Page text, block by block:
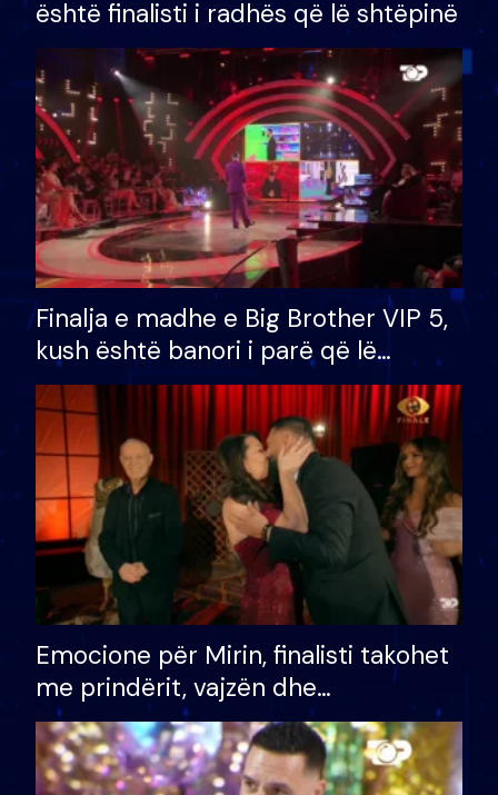
është finalisti i radhës që lë shtëpinë
Finalja e madhe e Big Brother VIP 5,
kush është banori i parë që lë
shtëpinë dhe humb mundësinë për
të fituar çmimin e madh
Emocione për Mirin, finalisti takohet
me prindërit, vajzën dhe
bashkëshorten: S’kemi ndonjë letër
divorci apo jo?